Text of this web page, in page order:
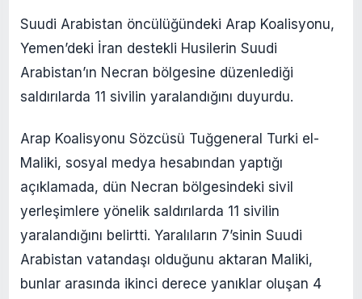
Suudi Arabistan öncülüğündeki Arap Koalisyonu,
Yemen’deki İran destekli Husilerin Suudi
Arabistan’ın Necran bölgesine düzenlediği
saldırılarda 11 sivilin yaralandığını duyurdu.
Arap Koalisyonu Sözcüsü Tuğgeneral Turki el-
Maliki, sosyal medya hesabından yaptığı
açıklamada, dün Necran bölgesindeki sivil
yerleşimlere yönelik saldırılarda 11 sivilin
yaralandığını belirtti. Yaralıların 7’sinin Suudi
Arabistan vatandaşı olduğunu aktaran Maliki,
bunlar arasında ikinci derece yanıklar oluşan 4